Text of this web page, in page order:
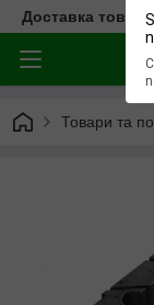
Доставка
Товари та